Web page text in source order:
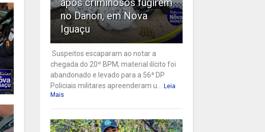
no Danon, em Nova
Iguaçu
Suspeitos escaparam ao notar a
chegada do 20º BPM; material ilícito foi
abandonado e levado para a 56ª DP
Policiais militares apreenderam u...
Leia
Mais